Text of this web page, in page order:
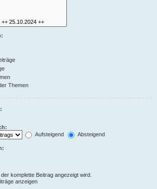
Themen
Aufsteigend
Absteigend
komplette Beitrag angezeigt wird.
anzeigen